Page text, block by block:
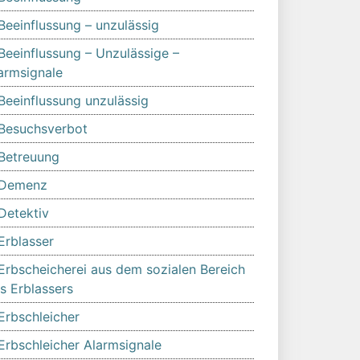
– unzulässig
– Unzulässige –
unzulässig
aus dem sozialen Bereich
Erblassers
Alarmsignale